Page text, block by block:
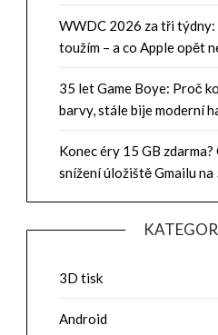
WWDC 2026 za tři týdny:
toužím – a co Apple opět
35 let Game Boye: Proč
barvy, stále bije moderní
Konec éry 15 GB
snížení úložiště Gmailu na
3D tisk
Android